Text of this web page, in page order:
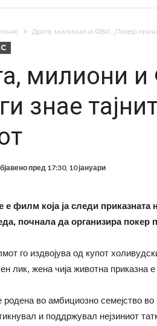
Дрога, милиони и ФБИ: „Покер
милиони и
знае
пред17:30, 10 јануари
е филм која ја следи
почнала да организира покер
го издвојува од купот
лик, жена чија животна
во амбициозно семејство
и поддржувал нејзиниот